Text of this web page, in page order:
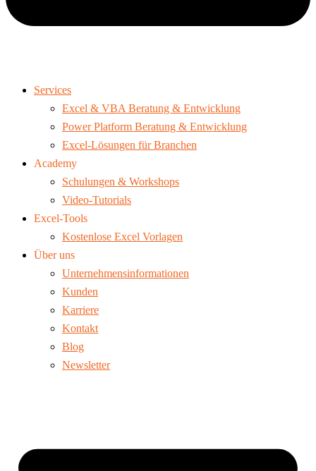
Services
Excel & VBA Beratung & Entwicklung
Power Platform Beratung & Entwicklung
Excel-Lösungen für Branchen
Academy
Schulungen & Workshops
Video-Tutorials
Excel-Tools
Kostenlose Excel Vorlagen
Über uns
Unternehmensinformationen
Kunden
Karriere
Kontakt
Blog
Newsletter